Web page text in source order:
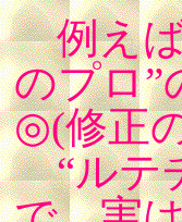
例えば
のプロ”
◎(修正
“ルテ